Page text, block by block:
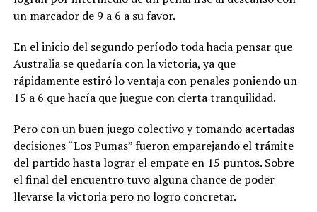
un marcador de 9 a 6 a su favor.
En el inicio del segundo período toda hacia pensar que
Australia se quedaría con la victoria, ya que
rápidamente estiró lo ventaja con penales poniendo un
15 a 6 que hacía que juegue con cierta tranquilidad.
Pero con un buen juego colectivo y tomando acertadas
decisiones “Los Pumas” fueron emparejando el trámite
del partido hasta lograr el empate en 15 puntos. Sobre
el final del encuentro tuvo alguna chance de poder
llevarse la victoria pero no logro concretar.